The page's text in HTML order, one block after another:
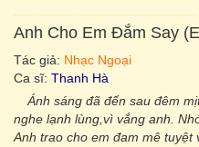
Anh Cho Em Đắm Say
Tác giả: Nhạc Ngoại
Ca sĩ: Thanh Hà
Ánh sáng đã đến sau đêm
nghe lạnh lùng,vì vắng anh.
Anh trao cho em đam mê